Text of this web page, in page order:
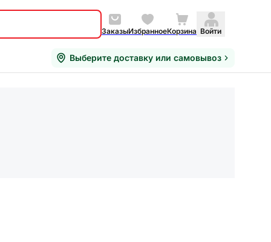
ЗаказыИзбранноеКорзина Войти
Выберите доставку или самовывоз